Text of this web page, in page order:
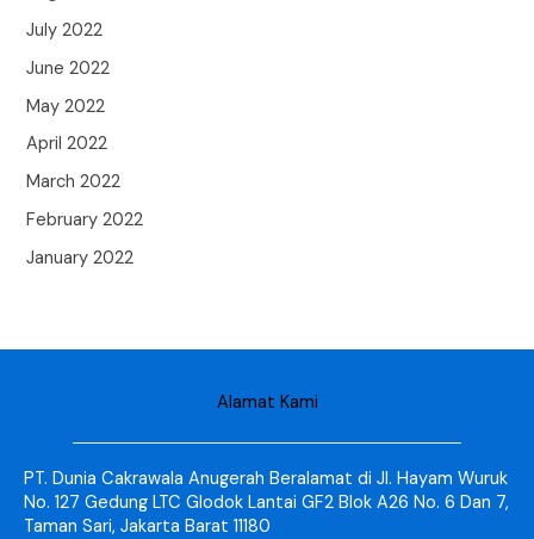
July 2022
June 2022
May 2022
April 2022
March 2022
February 2022
January 2022
Alamat Kami
PT. Dunia Cakrawala Anugerah Beralamat di Jl. Hayam Wuruk
No. 127 Gedung LTC Glodok Lantai GF2 Blok A26 No. 6 Dan 7,
Taman Sari, Jakarta Barat 11180